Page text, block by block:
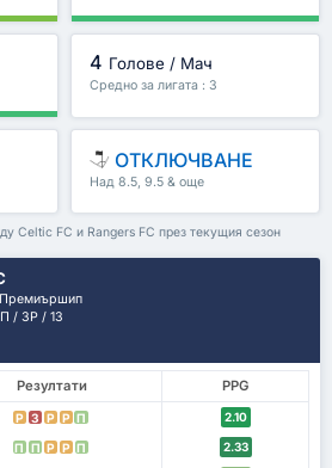
4 Голове / Мач
Средно за лигата : 3
ОТКЛЮЧВАНЕ
Над 8.5, 9.5 & още
Celtic FC и Rangers FC през текущия сезон
/ 3P / 1З
Резултати
PPG
P З P P П 2.10
П П P P П 2.33